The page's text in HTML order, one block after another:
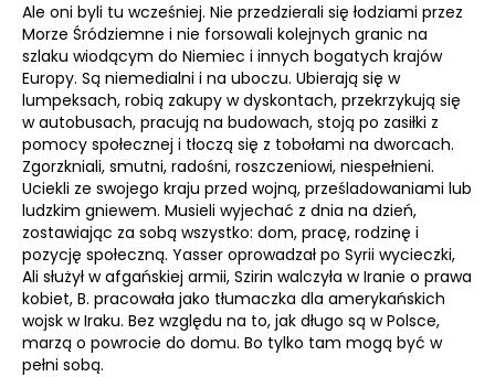
Ale oni byli tu wcześniej. Nie przedzierali się łodziami przez
Morze Śródziemne i nie forsowali kolejnych granic na
szlaku wiodącym do Niemiec i innych bogatych krajów
Europy. Są niemedialni i na uboczu. Ubierają się w
lumpeksach, robią zakupy w dyskontach, przekrzykują się
w autobusach, pracują na budowach, stoją po zasiłki z
pomocy społecznej i tłoczą się z tobołami na dworcach.
Zgorzkniali, smutni, radośni, roszczeniowi, niespełnieni.
Uciekli ze swojego kraju przed wojną, prześladowaniami lub
ludzkim gniewem. Musieli wyjechać z dnia na dzień,
zostawiając za sobą wszystko: dom, pracę, rodzinę i
pozycję społeczną. Yasser oprowadzał po Syrii wycieczki,
Ali służył w afgańskiej armii, Szirin walczyła w Iranie o prawa
kobiet, B. pracowała jako tłumaczka dla amerykańskich
wojsk w Iraku. Bez względu na to, jak długo są w Polsce,
marzą o powrocie do domu. Bo tylko tam mogą być w
pełni sobą.